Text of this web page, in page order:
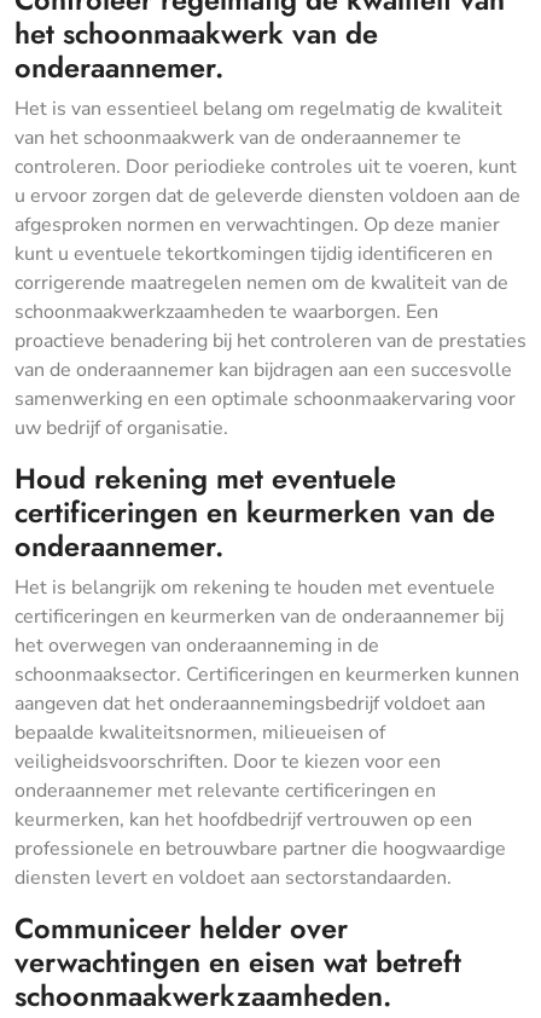
het schoonmaakwerk van de
onderaannemer.
Het is van essentieel belang om regelmatig de kwaliteit
van het schoonmaakwerk van de onderaannemer te
controleren. Door periodieke controles uit te voeren, kunt
u ervoor zorgen dat de geleverde diensten voldoen aan de
afgesproken normen en verwachtingen. Op deze manier
kunt u eventuele tekortkomingen tijdig identificeren en
corrigerende maatregelen nemen om de kwaliteit van de
schoonmaakwerkzaamheden te waarborgen. Een
proactieve benadering bij het controleren van de prestaties
van de onderaannemer kan bijdragen aan een succesvolle
samenwerking en een optimale schoonmaakervaring voor
uw bedrijf of organisatie.
Houd rekening met eventuele
certificeringen en keurmerken van de
onderaannemer.
Het is belangrijk om rekening te houden met eventuele
certificeringen en keurmerken van de onderaannemer bij
het overwegen van onderaanneming in de
schoonmaaksector. Certificeringen en keurmerken kunnen
aangeven dat het onderaannemingsbedrijf voldoet aan
bepaalde kwaliteitsnormen, milieueisen of
veiligheidsvoorschriften. Door te kiezen voor een
onderaannemer met relevante certificeringen en
keurmerken, kan het hoofdbedrijf vertrouwen op een
professionele en betrouwbare partner die hoogwaardige
diensten levert en voldoet aan sectorstandaarden.
Communiceer helder over
verwachtingen en eisen wat betreft
schoonmaakwerkzaamheden.